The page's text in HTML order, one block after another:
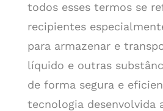
todos esses termos se
recipientes
para armazenar e
líquido e outras
de forma segura e
tecnologia desenvolvida